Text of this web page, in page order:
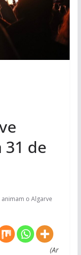
31 de
o Algarve
(Ar